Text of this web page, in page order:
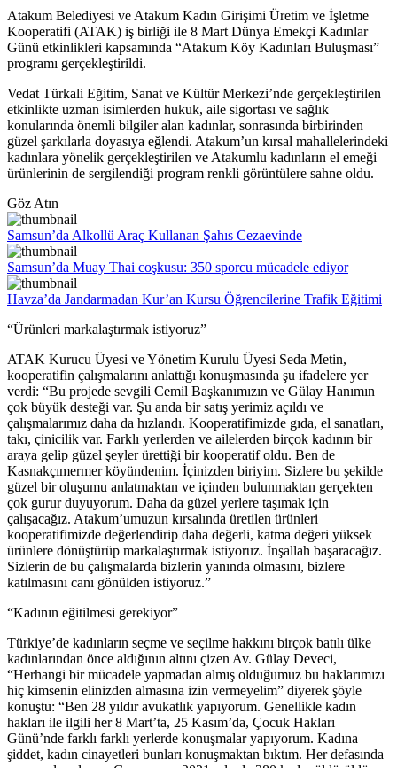
Atakum Belediyesi ve Atakum Kadın Girişimi Üretim ve İşletme
Kooperatifi (ATAK) iş birliği ile 8 Mart Dünya Emekçi Kadınlar
Günü etkinlikleri kapsamında “Atakum Köy Kadınları Buluşması”
programı gerçekleştirildi.
Vedat Türkali Eğitim, Sanat ve Kültür Merkezi’nde gerçekleştirilen
etkinlikte uzman isimlerden hukuk, aile sigortası ve sağlık
konularında önemli bilgiler alan kadınlar, sonrasında birbirinden
güzel şarkılarla doyasıya eğlendi. Atakum’un kırsal mahallelerindeki
kadınlara yönelik gerçekleştirilen ve Atakumlu kadınların el emeği
ürünlerinin de sergilendiği program renkli görüntülere sahne oldu.
Göz Atın
Samsun’da Alkollü Araç Kullanan Şahıs Cezaevinde
Samsun’da Muay Thai coşkusu: 350 sporcu mücadele ediyor
Havza’da Jandarmadan Kur’an Kursu Öğrencilerine Trafik Eğitimi
“Ürünleri markalaştırmak istiyoruz”
ATAK Kurucu Üyesi ve Yönetim Kurulu Üyesi Seda Metin,
kooperatifin çalışmalarını anlattığı konuşmasında şu ifadelere yer
verdi: “Bu projede sevgili Cemil Başkanımızın ve Gülay Hanımın
çok büyük desteği var. Şu anda bir satış yerimiz açıldı ve
çalışmalarımız daha da hızlandı. Kooperatifimizde gıda, el sanatları,
takı, çinicilik var. Farklı yerlerden ve ailelerden birçok kadının bir
araya gelip güzel şeyler ürettiği bir kooperatif oldu. Ben de
Kasnakçımermer köyündenim. İçinizden biriyim. Sizlere bu şekilde
güzel bir oluşumu anlatmaktan ve içinden bulunmaktan gerçekten
çok gurur duyuyorum. Daha da güzel yerlere taşımak için
çalışacağız. Atakum’umuzun kırsalında üretilen ürünleri
kooperatifimizde değerlendirip daha değerli, katma değeri yüksek
ürünlere dönüştürüp markalaştırmak istiyoruz. İnşallah başaracağız.
Sizlerin de bu çalışmalarda bizlerin yanında olmasını, bizlere
katılmasını canı gönülden istiyoruz.”
“Kadının eğitilmesi gerekiyor”
Türkiye’de kadınların seçme ve seçilme hakkını birçok batılı ülke
kadınlarından önce aldığının altını çizen Av. Gülay Deveci,
“Herhangi bir mücadele yapmadan almış olduğumuz bu haklarımızı
hiç kimsenin elinizden almasına izin vermeyelim” diyerek şöyle
konuştu: “Ben 28 yıldır avukatlık yapıyorum. Genellikle kadın
hakları ile ilgili her 8 Mart’ta, 25 Kasım’da, Çocuk Hakları
Günü’nde farklı farklı yerlerde konuşmalar yapıyorum. Kadına
şiddet, kadın cinayetleri bunları konuşmaktan bıktım. Her defasında